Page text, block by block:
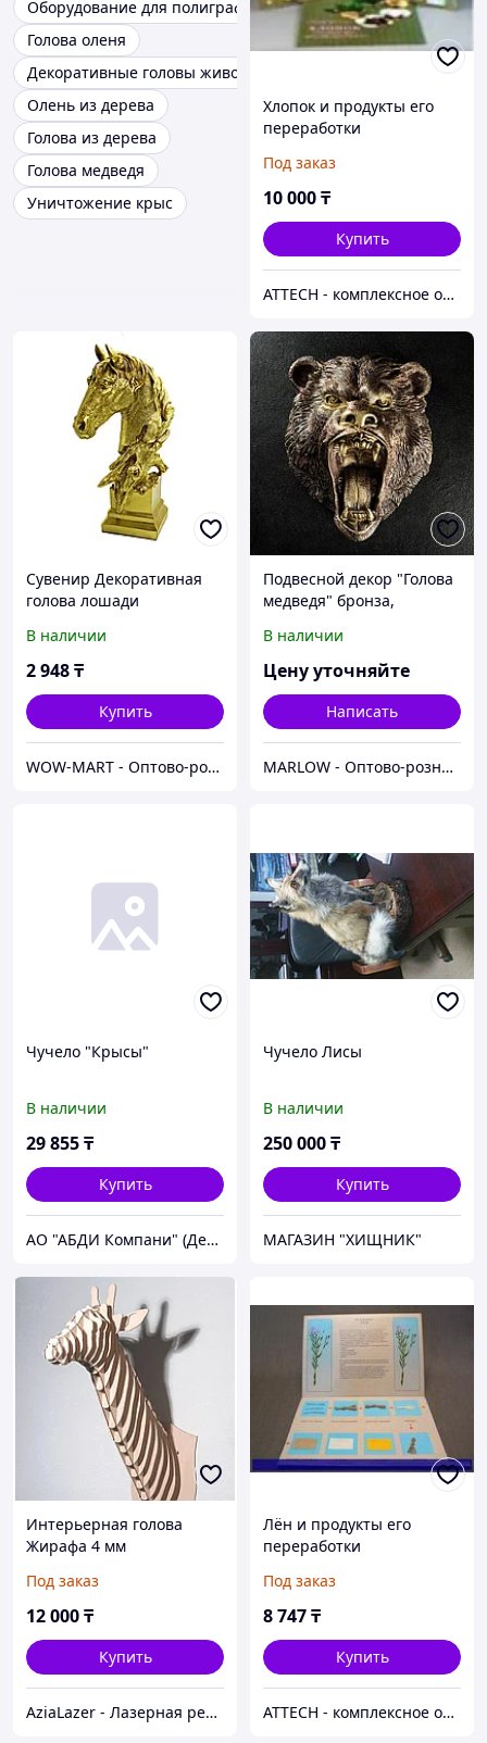
Оборудование для полиграфии
Голова оленя
Декоративные головы животных
Олень из дерева
Голова из дерева
Голова медведя
Уничтожение крыс
Хлопок и продукты его
переработки
Под заказ
10 000₸
Купить
ATTECH - комплексное оснащение образовательных учреждений
Сувенир Декоративная
голова лошади
В наличии
2 948₸
Купить
WOW-MART - Оптово-розничный Склад - товары на заказ до двери
Подвесной декор "Голова
медведя" бронза,
В наличии
Цену уточняйте
Написать
MARLOW - Оптово-розничный склад.
Чучело "Крысы"
В наличии
29 855₸
Купить
АО "АБДИ Компани" (Департамент Учебного Оборудования)
Чучело Лисы
В наличии
250 000₸
Купить
МАГАЗИН "ХИЩНИК"
Интерьерная голова
Жирафа 4 мм
Под заказ
12 000₸
Купить
AziaLazer - Лазерная резка и гравировка / Изделия для бизнеса и праздничных мероприятий
Лён и продукты его
переработки
Под заказ
8 747₸
Купить
ATTECH - комплексное оснащение образовательных учреждений